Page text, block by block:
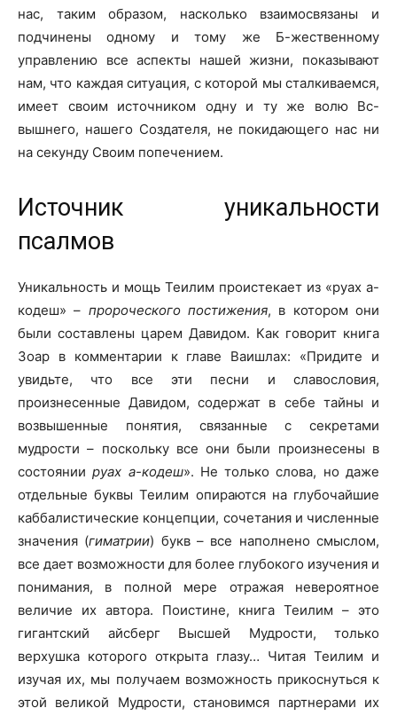
нас, таким образом, насколько взаимосвязаны и
подчинены одному и тому же Б-жественному
управлению все аспекты нашей жизни, показывают
нам, что каждая ситуация, с которой мы сталкиваемся,
имеет своим источником одну и ту же волю Вс-
вышнего, нашего Создателя, не покидающего нас ни
на секунду Своим попечением.
Источник уникальности
псалмов
Уникальность и мощь Теилим проистекает из «руах а-
кодеш» – пророческого постижения, в котором они
были составлены царем Давидом. Как говорит книга
Зоар в комментарии к главе Ваишлах: «Придите и
увидьте, что все эти песни и славословия,
произнесенные Давидом, содержат в себе тайны и
возвышенные понятия, связанные с секретами
мудрости – поскольку все они были произнесены в
состояниируах а-кодеш». Не только слова, но даже
отдельные буквы Теилим опираются на глубочайшие
каббалистические концепции, сочетания и численные
значения (гиматрии) букв – все наполнено смыслом,
все дает возможности для более глубокого изучения и
понимания, в полной мере отражая невероятное
величие их автора. Поистине, книга Теилим – это
гигантский айсберг Высшей Мудрости, только
верхушка которого открыта глазу… Читая Теилим и
изучая их, мы получаем возможность прикоснуться к
этой великой Мудрости, становимся партнерами их